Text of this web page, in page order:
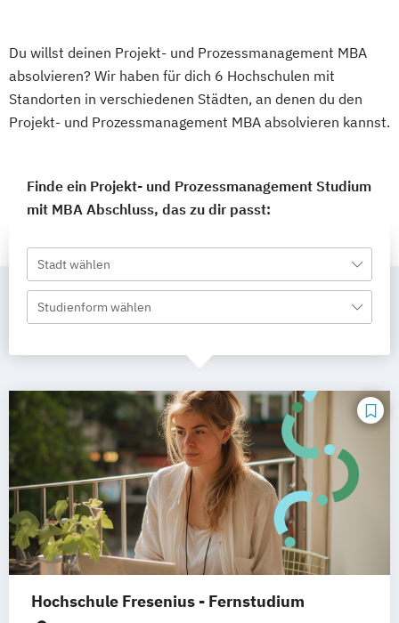
Du willst deinen Projekt- und Prozessmanagement MBA
absolvieren? Wir haben für dich 6 Hochschulen mit
Standorten in verschiedenen Städten, an denen du den
Projekt- und Prozessmanagement MBA absolvieren kannst.
Finde ein Projekt- und Prozessmanagement Studium
mit MBA Abschluss, das zu dir passt:
Stadt wählen
Studienform wählen
Hochschule Fresenius - Fernstudium